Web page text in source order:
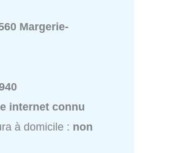
Margerie-
internet connu
à domicile : non